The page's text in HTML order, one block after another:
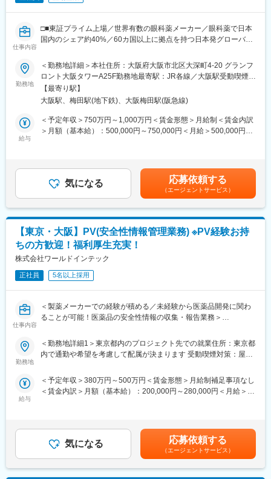
性定期報告書や再審査申請資料）を作成しています。ベテランか
ら若手まで、多くのメンバーが在籍しており、チームで協業しな
がらライティング業務に従事していただきます。男女比はおよそ2
対8と、女性の方が多い職場です。
【同社の魅力】
■キャリアパス：
「組織の長としてメンバー育成や事業の成長に貢献する」、「プ
ロフェッショナルとして専門性をとことん突き詰める」、「ビジ
験や適性、希望に応じたキャリアパスが用意されています。さら
に、適材適所・組織活性化を目的に、EPSグループ内の他職種へ
当社の強み：https://www.eps.co.jp/ja/recruit/strength.php
業務内容について：https://www.eps.co.jp/ja/recruit/service.php
変更の範囲：会社の定める業務
仕事内容
□■東証プライム上場／世界有数の眼科薬メーカー／眼科薬で日本
国内のシェア約40%／60カ国以上に拠点を持つ日本発グローバル
■業務内容：
新規制の発出や医療業界の動向を常にモニタリングし、グローバ
ルでの業務操作手順書の作成・改訂と管理、教育訓練の実施、
pharmacovigilance契約締結を含む委受託マネジメント、逸脱への
改善措置、文書管理、事業継続性の確保、規制当局やパートナー
会社からの査察・監査対応をお任せします。
訂と管理／教育訓練の実施
◇Pharmacovigilance契約締結を含む関連会社の委受託マネジメ
◇規制当局やパートナー会社からの査察・監査対応
◇文書管理／事業継続性の確保
◇安全性データベース維持管理サポート
■当社の特徴：
基本理念「天機に参与する」のもとに、2030年までの長期ビジョ
ンとして「Become A Social Innovator」を掲げ、世界中の技術や
組織・人材をつなぎ「見る」を通じて人々の幸せを実現する
Social Innovatorを目指しております。
・各部門における成果を重視するとともに、Santenの従業員とし
て求められる発揮行動により決定します。
中心に評価。個々人の能力も把握し、育成や配置に活用します。
の健康のために様々な革新的な治療法とデジタルソリューション
を提供し、世界中の人々の視覚に関わる社会問題に取り組んでい
変更の範囲：会社の定める業務
勤務地
＜勤務地詳細＞本社住所：大阪府大阪市北区大深町4-20 グランフ
ロント大阪タワーA25F勤務地最寄駅：JR各線／大阪駅受動喫煙対
策：屋内全面禁煙変更の範囲：会社の定める事業所（リモートワ
ーク含む）
【最寄り駅】
大阪駅、梅田駅(地下鉄)、大阪梅田駅(阪急線)
給与
＜予定年収＞750万円～1,000万円＜賃金形態＞月給制＜賃金内訳
＞月額（基本給）：500,000円～750,000円＜月給＞500,000円～
り、選考を通じて上下する可能性があります。月給(月額)は固定手
当を含めた表記です。
気になる 応募依頼する
（エージェントサービス）
【東京・大阪】PV(安全性情報管理業務) ※PV経験お持
ちの方歓迎！福利厚生充実！
株式会社ワールドインテック
正社員 5名以上採用
仕事内容
＜製薬メーカーでの経験が積める／未経験から医薬品開発に関わ
ることが可能！医薬品の安全性情報の収集・報告業務＞
■業務内容：
同社社員として、内資・外資大手製薬メーカーに常駐し、医薬品
性や効能を臨床試験(治験)で確認されてから市場へと送り出されま
すが、治験段階では見つからない副作用が発見されることも少な
■詳細な業務内容：
有害事象・副作用情報の収集および評価・収集（市販直後調査・
市販後調査・薬剤疫学研究・自発報告 etc.）、薬剤との因果関
勤務地
＜勤務地詳細1＞東京都内のプロジェクト先での就業住所：東京都
内で通勤や希望を考慮して配属が決まります 受動喫煙対策：屋内
考慮して配属します。その他のエリアでの就業希望もご相談可能
です。 受動喫煙対策：屋内全面禁煙変更の範囲：会社の定める事
給与
＜予定年収＞380万円～500万円＜賃金形態＞月給制補足事項なし
＜賃金内訳＞月額（基本給）：200,000円～280,000円＜月給＞
はあくまでも目安の金額であり、選考を通じて上下する可能性が
あります。月給(月額)は固定手当を含めた表記です。
気になる 応募依頼する
（エージェントサービス）